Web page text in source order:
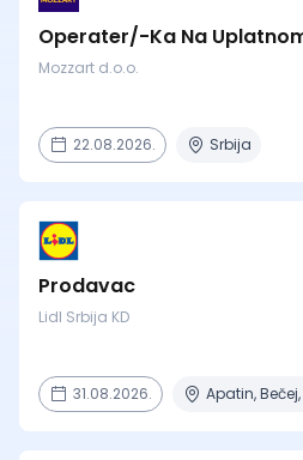
Operater/-Ka Na
Mozzart d.o.o.
22.08.2026. Srbija
Prodavac
Lidl Srbija KD
31.08.2026.